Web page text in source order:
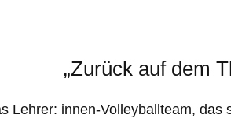
„Zurück auf dem
Lehrer: innen-Volleyballteam,